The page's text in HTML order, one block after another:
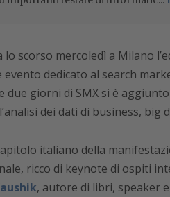
lo scorso mercoledì a Milano
dedicato al search
due giorni di SMX si è
dei dati di business, big
italiano della
ricco di keynote di ospiti
, autore di libri, speaker e